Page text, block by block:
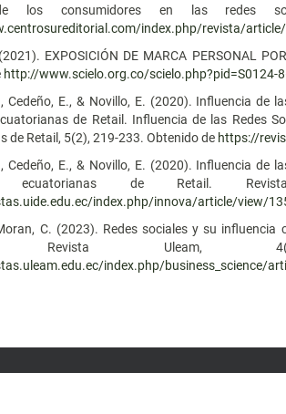
los consumidores en las redes
index.php/revista/
EXPOSICIÓN DE MARCA PERSONAL
http://www.scielo.org.co/
Cedeño, E., & Novillo, E. (2020). Influencia de
de Retail. Influencia de las Redes
de Retail, 5(2), 219-233. Obtenido de https://
Cedeño, E., & Novillo, E. (2020). Influencia de
ecuatorianas de Retail.
index.php/innova/article/view/
C. (2023). Redes sociales y su influencia
Revista Uleam,
index.php/business_science/